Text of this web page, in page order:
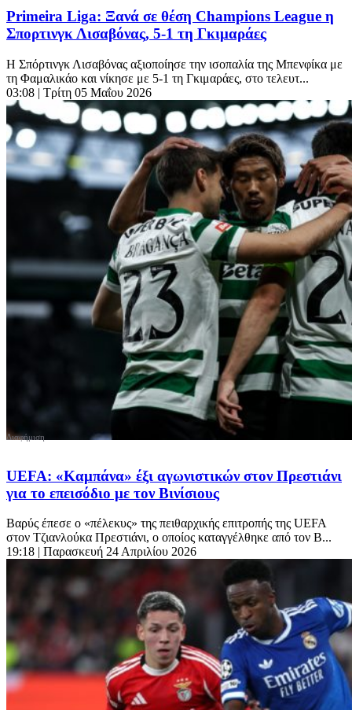
Primeira Liga: Ξανά σε θέση Champions League η
Σπορτινγκ Λισαβόνας, 5-1 τη Γκιμαράες
Η Σπόρτινγκ Λισαβόνας αξιοποίησε την ισοπαλία της Μπενφίκα με
τη Φαμαλικάο και νίκησε με 5-1 τη Γκιμαράες, στο τελευτ...
03:08 | Τρίτη 05 Μαΐου 2026
UEFA: «Καμπάνα» έξι αγωνιστικών στον Πρεστιάνι
για το επεισόδιο με τον Βινίσιους
Βαρύς έπεσε ο «πέλεκυς» της πειθαρχικής επιτροπής της UEFA
στον Τζιανλούκα Πρεστιάνι, ο οποίος καταγγέλθηκε από τον Β...
19:18 | Παρασκευή 24 Απριλίου 2026